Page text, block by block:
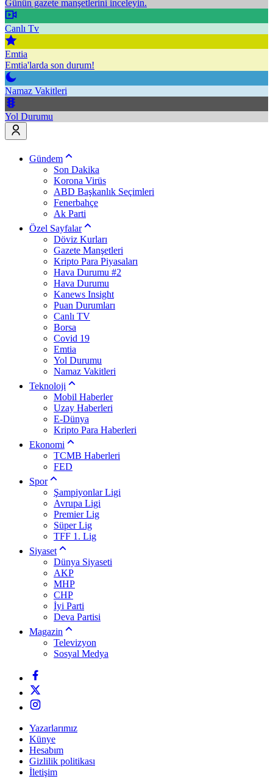
Günün gazete manşetlerini inceleyin.
Canlı Tv
Emtia
Emtia'larda son durum!
Namaz Vakitleri
Yol Durumu
Gündem
Son Dakika
Korona Virüs
ABD Başkanlık Seçimleri
Fenerbahçe
Ak Parti
Özel Sayfalar
Döviz Kurları
Gazete Manşetleri
Kripto Para Piyasaları
Hava Durumu #2
Hava Durumu
Kanews Insight
Puan Durumları
Canlı TV
Borsa
Covid 19
Emtia
Yol Durumu
Namaz Vakitleri
Teknoloji
Mobil Haberler
Uzay Haberleri
E-Dünya
Kripto Para Haberleri
Ekonomi
TCMB Haberleri
FED
Spor
Şampiyonlar Ligi
Avrupa Ligi
Premier Lig
Süper Lig
TFF 1. Lig
Siyaset
Dünya Siyaseti
AKP
MHP
CHP
İyi Parti
Deva Partisi
Magazin
Televizyon
Sosyal Medya
Yazarlarımız
Künye
Hesabım
Gizlilik politikası
İletişim